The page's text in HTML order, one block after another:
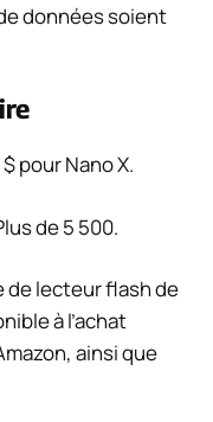
données soient
pour Nano X.
de 5 500.
de lecteur flash de
à l’achat
ainsi que